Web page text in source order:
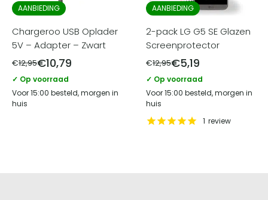
AANBIEDING
Chargeroo USB Oplader
5V – Adapter – Zwart
€12,95€10,79
✓ Op voorraad
Voor 15:00 besteld, morgen in
huis
AANBIEDING
2-pack LG G5 SE Glazen
Screenprotector
€12,95€5,19
✓ Op voorraad
Voor 15:00 besteld, morgen in
huis
1 review